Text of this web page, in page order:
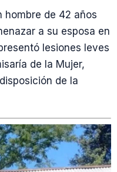
hombre de 42 años
a su esposa en
lesiones leves
de la Mujer,
de la